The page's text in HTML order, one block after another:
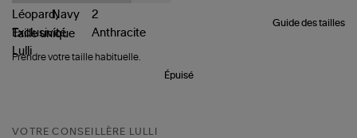
Guide des tailles
Tailleunique
Prendre votre taille habituelle.
Épuisé
VOTRE CONSEILLÈRE LULLI